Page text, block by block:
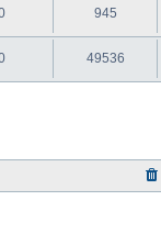
945
49536